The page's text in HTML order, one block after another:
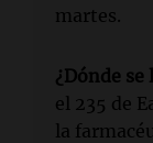
martes.
¿Dónde
el 235 de
la